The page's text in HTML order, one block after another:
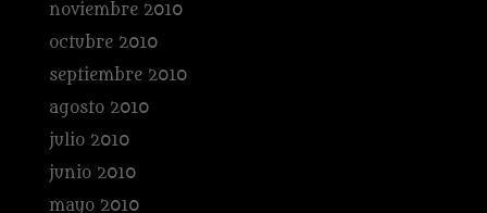
noviembre 2010
octubre 2010
septiembre 2010
agosto 2010
julio 2010
junio 2010
mayo 2010